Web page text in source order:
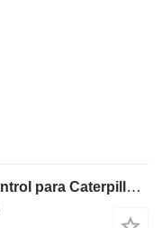
Caterpillar 252-2422 unidad de control para Caterpillar M313D excavadora